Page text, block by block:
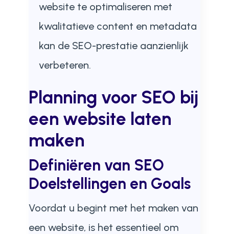
website te optimaliseren met
kwalitatieve content en metadata
kan de SEO-prestatie aanzienlijk
verbeteren.
Planning voor SEO bij
een website laten
maken
Definiëren van SEO
Doelstellingen en Goals
Voordat u begint met het maken van
een website, is het essentieel om